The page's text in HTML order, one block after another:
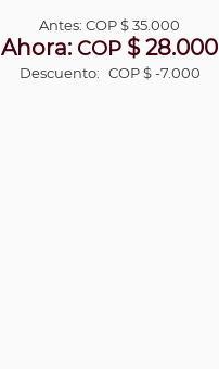
Antes:COP$ 35.000
Ahora: COP $ 28.000
Descuento: COP $ -7.000